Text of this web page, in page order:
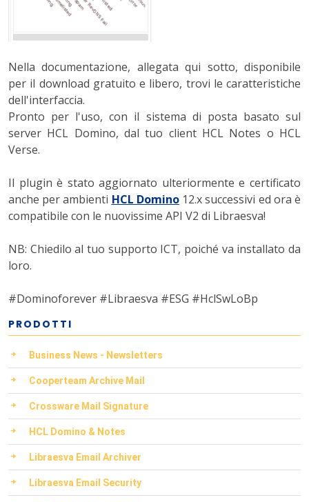
Nella documentazione, allegata qui sotto, disponibile
per il download gratuito e libero, trovi le caratteristiche
dell'interfaccia.
Pronto per l'uso, con il sistema di posta basato sul
server HCL Domino, dal tuo client HCL Notes o HCL
Verse.
Il plugin è stato aggiornato ulteriormente e certificato
anche per ambienti HCL Domino12.x successivi ed ora è
compatibile con le nuovissime API V2 di Libraesva!
NB: Chiedilo al tuo supporto ICT, poiché va installato da
loro.
#Dominoforever #Libraesva #ESG #HclSwLoBp
PRODOTTI
Business News - Newsletters
Cooperteam Archive Mail
Crossware Mail Signature
HCL Domino & Notes
Libraesva Email Archiver
Libraesva Email Security